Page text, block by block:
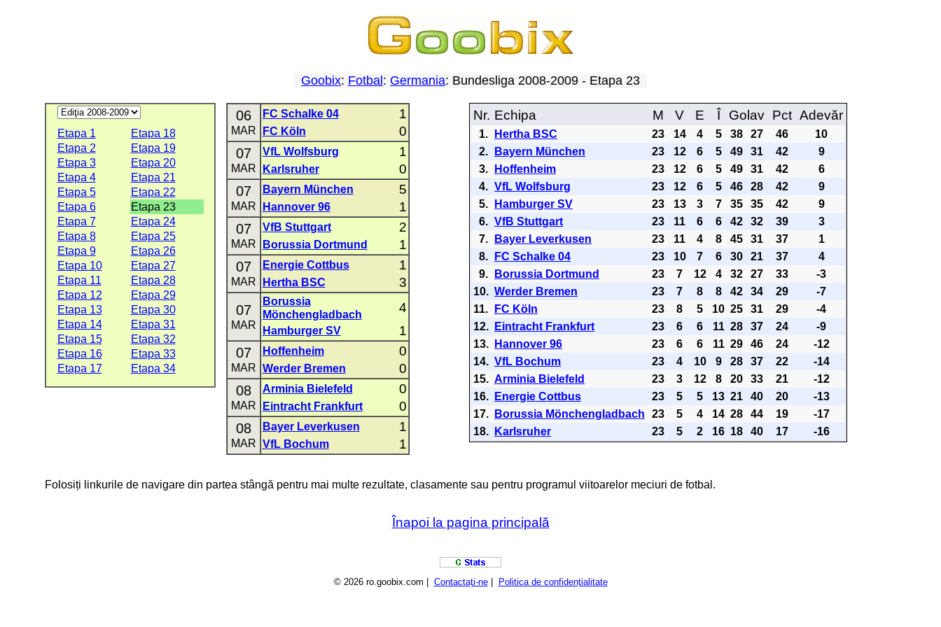
Goobix: Fotbal : Germania: Bundesliga 2008-2009 - Etapa 23
Etapa 1
Etapa 18
Etapa 2
Etapa 19
Etapa 3
Etapa 20
Etapa 4
Etapa 21
Etapa 5
Etapa 22
Etapa 6
Etapa 23
Etapa 7
Etapa 24
Etapa 8
Etapa 25
Etapa 9
Etapa 26
Etapa 10
Etapa 27
Etapa 11
Etapa 28
Etapa 12
Etapa 29
Etapa 13
Etapa 30
Etapa 14
Etapa 31
Etapa 15
Etapa 32
Etapa 16
Etapa 33
Etapa 17
Etapa 34
06
MAR
FC Schalke 04 1
FC Köln 0
07
MAR
VfL Wolfsburg 1
Karlsruher 0
07
MAR
Bayern München 5
Hannover 96 1
07
MAR
VfB Stuttgart 2
Borussia Dortmund 1
07
MAR
Energie Cottbus 1
Hertha BSC 3
07
MAR
Borussia
Mönchengladbach
4
Hamburger SV 1
07
MAR
Hoffenheim 0
Werder Bremen 0
08
MAR
Arminia Bielefeld 0
Eintracht Frankfurt 0
08
MAR
Bayer Leverkusen 1
VfL Bochum 1
Nr. Echipa M V E Î Golav Pct Adevăr
1. Hertha BSC 23 14 4 5 38 27 46
10
2.
Bayern München 23 12 6 5 49 31 42
9
3.
Hoffenheim 23 12 6 5 49 31 42
6
4. VfL Wolfsburg 23 12 6 5 46 28 42
9
5.
Hamburger SV 23 13 3 7 35 35 42
9
6. VfB Stuttgart 23 11 6 6 42 32 39
3
7.
Bayer Leverkusen 23 11 4 8 45 31 37
1
8.
FC Schalke 04 23 10 7 6 30 21 37
4
9.
Borussia Dortmund 23 7 12 4 32 27 33
-3
10. Werder Bremen 23 7 8 8 42 34 29
-7
11.
FC Köln 23 8 5 10 25 31 29
-4
12.
Eintracht Frankfurt 23 6 6 11 28 37 24
-9
13.
Hannover 96 23 6 6 11 29 46 24
-12
14. VfL Bochum 23 4 10 9 28 37 22
-14
15. Arminia Bielefeld 23 3 12 8 20 33 21
-12
16.
Energie Cottbus 23 5 5 13 21 40 20
-13
17.
Borussia Mönchengladbach 23 5 4 14 28 44 19
-17
18.
Karlsruher 23 5 2 16 18 40 17 -16
Folosiți linkurile de navigare din partea stângă pentru mai multe rezultate, clasamente sau pentru programul viitoarelor meciuri de fotbal.
Înapoi la pagina principală
© 2026 ro.goobix.com | Contactaţi-ne| Politica de confidenţialitate